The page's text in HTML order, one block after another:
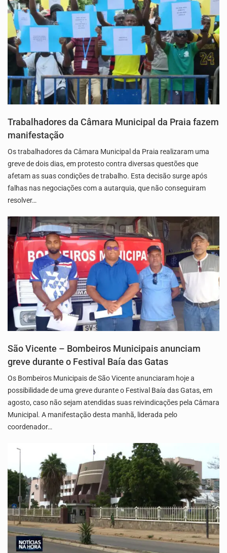
Trabalhadores da Câmara Municipal da Praia fazem
manifestação
Os trabalhadores da Câmara Municipal da Praia realizaram uma
greve de dois dias, em protesto contra diversas questões que
afetam as suas condições de trabalho. Esta decisão surge após
falhas nas negociações com a autarquia, que não conseguiram
resolver…
São Vicente – Bombeiros Municipais anunciam
greve durante o Festival Baía das Gatas
Os Bombeiros Municipais de São Vicente anunciaram hoje a
possibilidade de uma greve durante o Festival Baía das Gatas, em
agosto, caso não sejam atendidas suas reivindicações pela Câmara
Municipal. A manifestação desta manhã, liderada pelo
coordenador…